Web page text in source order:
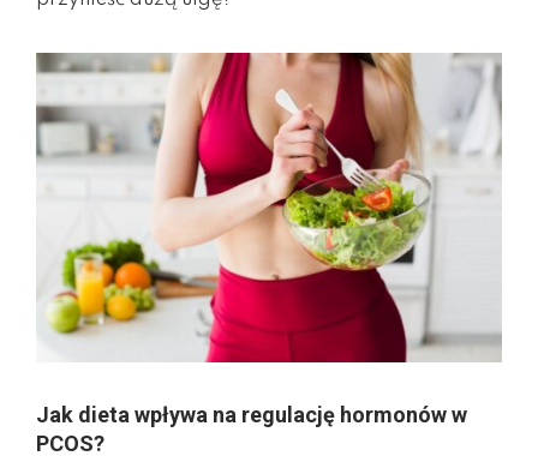
Jak dieta wpływa na regulację hormonów w
PCOS?